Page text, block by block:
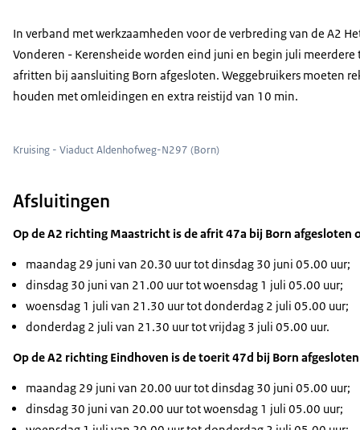
In verband met werkzaamheden voor de verbreding van de A2
Vonderen - Kerensheide worden eind juni en begin juli meerdere
afritten bij aansluiting Born afgesloten. Weggebruikers moeten
houden met omleidingen en extra reistijd van 10 min.
Kruising - Viaduct Aldenhofweg-N297 (Born)
Afsluitingen
Op de A2 richting Maastricht is de afrit 47a bij Born afgesloten
maandag 29 juni van 20.30 uur tot dinsdag 30 juni 05.00 uur;
dinsdag 30 juni van 21.00 uur tot woensdag 1 juli 05.00 uur;
woensdag 1 juli van 21.30 uur tot donderdag 2 juli 05.00 uur;
donderdag 2 juli van 21.30 uur tot vrijdag 3 juli 05.00 uur.
Op de A2 richting Eindhoven is de toerit 47d bij Born
maandag 29 juni van 20.00 uur tot dinsdag 30 juni 05.00 uur;
dinsdag 30 juni van 20.00 uur tot woensdag 1 juli 05.00 uur;